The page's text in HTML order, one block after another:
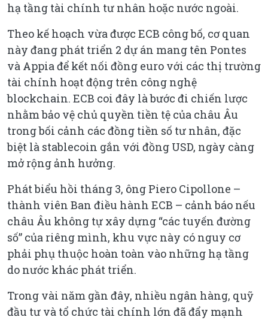
hạ tầng tài chính tư nhân hoặc nước ngoài.
Theo kế hoạch vừa được ECB công bố, cơ quan
này đang phát triển 2 dự án mang tên Pontes
và Appia để kết nối đồng euro với các thị trường
tài chính hoạt động trên công nghệ
blockchain. ECB coi đây là bước đi chiến lược
nhằm bảo vệ chủ quyền tiền tệ của châu Âu
trong bối cảnh các đồng tiền số tư nhân, đặc
biệt là stablecoin gắn với đồng USD, ngày càng
mở rộng ảnh hưởng.
Phát biểu hồi tháng 3, ông Piero Cipollone –
thành viên Ban điều hành ECB – cảnh báo nếu
châu Âu không tự xây dựng “các tuyến đường
số” của riêng mình, khu vực này có nguy cơ
phải phụ thuộc hoàn toàn vào những hạ tầng
do nước khác phát triển.
Trong vài năm gần đây, nhiều ngân hàng, quỹ
đầu tư và tổ chức tài chính lớn đã đẩy mạnh